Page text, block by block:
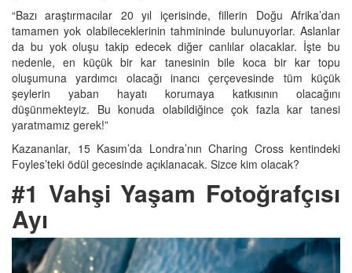
“Bazı araştırmacılar 20 yıl içerisinde, fillerin Doğu Afrika’dan
tamamen yok olabileceklerinin tahmininde bulunuyorlar. Aslanlar
da bu yok oluşu takip edecek diğer canlılar olacaklar. İşte bu
nedenle, en küçük bir kar tanesinin bile koca bir kar topu
oluşumuna yardımcı olacağı inancı çerçevesinde tüm küçük
şeylerin yaban hayatı korumaya katkısının olacağını
düşünmekteyiz. Bu konuda olabildiğince çok fazla kar tanesi
yaratmamız gerek!”
Kazananlar, 15 Kasım’da Londra’nın Charing Cross kentindeki
Foyles’teki ödül gecesinde açıklanacak. Sizce kim olacak?
#1 Vahşi Yaşam Fotoğrafçısı
Ayı